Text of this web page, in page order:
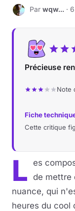
Livres
Jeux vidéo
Musique
Sortir
Sciences &
Forum
W Par wqw... ·
Précieuse
Note
Fiche
Cette critique
L
es
de mettre
nuance, qui
heures du cool